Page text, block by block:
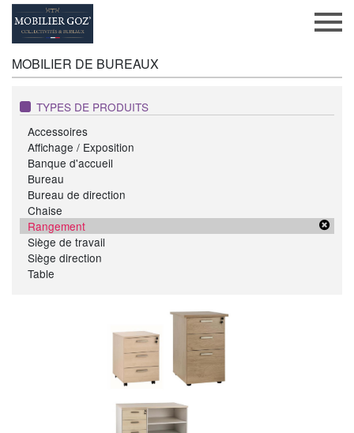
MOBILIER DE BUREAUX
TYPES DE PRODUITS
Accessoires
Affichage / Exposition
Banque d'accueil
Bureau
Bureau de direction
Chaise
Rangement
Siège de travail
Siège direction
Table